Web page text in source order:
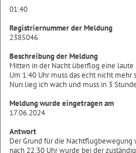
01:40
Registriernummer der Meldung
2385046
Beschreibung der Meldung
Mitten in der Nacht überflog eine laute
Um 1:40 Uhr muss das echt nicht mehr
Nun lieg ich wach und muss in 3
Meldung wurde eingetragen am
17.06.2024
Antwort
Der Grund für die
nach 22:30 Uhr wurde bei der